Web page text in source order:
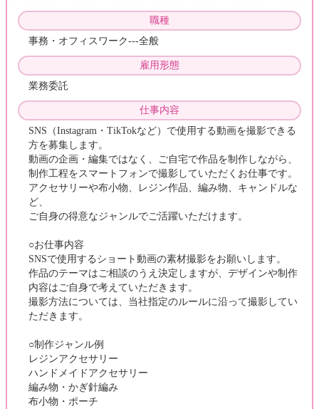
職種
事務・オフィスワーク---全般
雇用形態
業務委託
仕事内容
SNS（Instagram・TikTokなど）で使用する動画を撮影できる
方を募集します。
動画の企画・編集ではなく、ご自宅で作品を制作しながら、
制作工程をスマートフォンで撮影していただくお仕事です。
アクセサリーや布小物、レジン作品、編み物、キャンドルな
ど、
ご自身の得意なジャンルでご活躍いただけます。
○お仕事内容
SNSで使用するショート動画の素材撮影をお願いします。
作品のテーマはご相談のうえ決定しますが、デザインや制作
内容はご自身で考えていただきます。
撮影方法については、当社指定のルールに沿って撮影してい
ただきます。
○制作ジャンル例
レジンアクセサリー
ハンドメイドアクセサリー
編み物・かぎ針編み
布小物・ポーチ